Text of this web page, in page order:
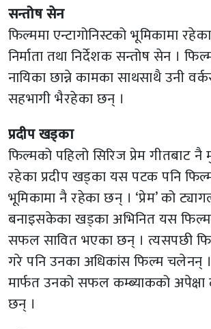
सन्तोष सेन
फिल्ममा एन्टागोनिस्टको भूमिकामा
निर्माता तथा निर्देशक सन्तोष सेन ।
नायिका छान्ने कामका साथसाथै उनी
सहभागी भैरहेका छन् ।
प्रदीप खड्का
फिल्मको पहिलो सिरिज प्रेम गीतबाट
रहेका प्रदीप खड्का यस पटक पनि
भूमिकामा नै रहेका छन् । ‘प्रेम’ को
बनाइसकेका खड्का अभिनित यस
सफल सावित भएका छन् । त्यसपछी
गरे पनि उनका अधिकांस फिल्म चलेनन्
मार्फत उनको सफल कम्ब्याकको
छन् ।